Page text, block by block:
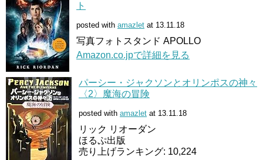
ト
posted with amazlet at 13.11.18
写真フォトスタンド APOLLO
Amazon.co.jpで詳細を見る
パーシー・ジャクソンとオリンポスの神々
〈2〉魔海の冒険
posted with amazlet at 13.11.18
リック リオーダン
ほるぷ出版
売り上げランキング: 10,224